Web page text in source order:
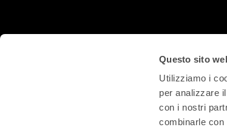
Questo sito
Utilizziamo i
per analizzare
con i nostri
combinarle con